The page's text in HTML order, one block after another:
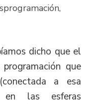
dicho que el
que
a esa
en las esferas